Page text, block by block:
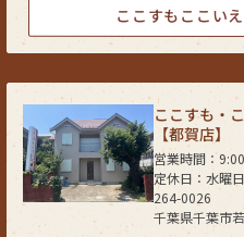
(1) ご本人の同意がある場合
(2) 法令に基づき開示・提供を求め
(3) 人の生命、身体又は財産の保護
の同意を得ることが困難である場合
(4) 公衆衛生の向上又は児童の健全
場合であって、お客さまの同意を得
(5) 国又は地方公共団体等が公的な
ある場合であって、お客さまの同意
障を及ぼすおそれがある場合
(6) 次項5．に掲げる者に対して提供
ここすもここい
ここすも・
【都賀店】
264-0026
千葉県千葉市
営業時間：
定休日：水曜日